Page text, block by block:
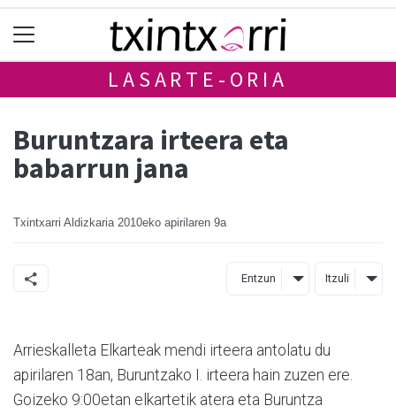
LASARTE-ORIA
Buruntzara irteera eta
babarrun jana
Txintxarri Aldizkaria 2010eko apirilaren 9a
Entzun Itzuli
Arrieskalleta Elkarteak mendi irteera antolatu du
apirilaren 18an, Buruntzako I. irteera hain zuzen ere.
Goizeko 9:00etan elkartetik atera eta Buruntza